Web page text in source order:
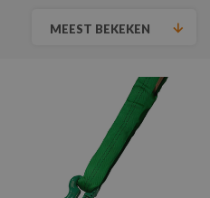
MEEST BEKEKEN